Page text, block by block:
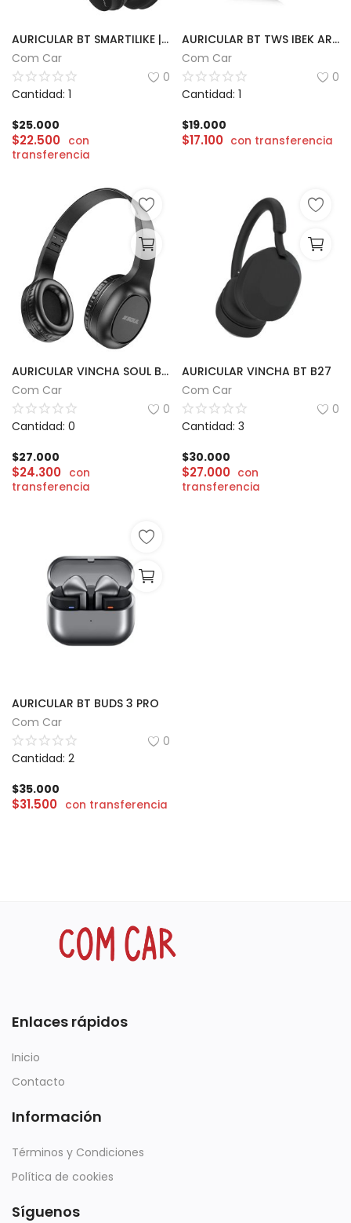
AURICULAR BT SMARTILIKE | MT-BH03
Com Car
0
Cantidad: 1
$25.000
$22.500 con
transferencia
AURICULAR BT TWS IBEK AR50
Com Car
0
Cantidad: 1
$19.000
$17.100 con transferencia
AURICULAR VINCHA SOUL BT50 | SMOOTH WAVE
Com Car
0
Cantidad: 0
$27.000
$24.300 con
transferencia
AURICULAR VINCHA BT B27
Com Car
0
Cantidad: 3
$30.000
$27.000 con
transferencia
AURICULAR BT BUDS 3 PRO
Com Car
0
Cantidad: 2
$35.000
$31.500 con transferencia
Enlaces rápidos
Inicio
Contacto
Información
Términos y Condiciones
Política de cookies
Síguenos